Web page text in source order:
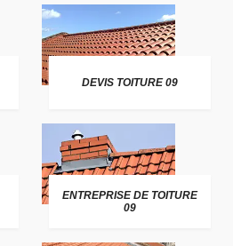
DEVIS TOITURE 09
ENTREPRISE DE TOITURE
09